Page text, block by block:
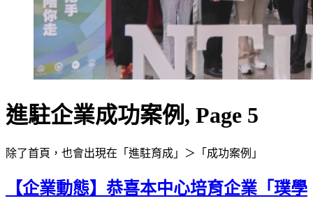
進駐企業成功案例, Page 5
除了首頁，也會出現在「進駐育成」＞「成功案例」
【企業動態】恭喜本中心培育企業「璞學